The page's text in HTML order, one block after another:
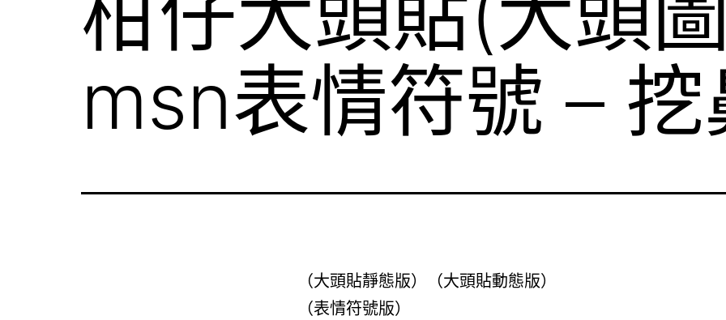
msn表情符號 –
（大頭貼靜態版）
（大頭貼動態版）
（表情符號版）